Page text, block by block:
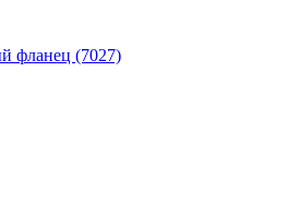
фланец (7027)